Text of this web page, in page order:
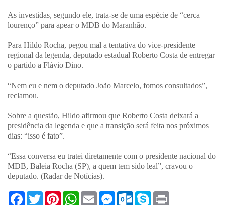
As investidas, segundo ele, trata-se de uma espécie de “cerca
lourenço” para apear o MDB do Maranhão.
Para Hildo Rocha, pegou mal a tentativa do vice-presidente
regional da legenda, deputado estadual Roberto Costa de entregar
o partido a Flávio Dino.
“Nem eu e nem o deputado João Marcelo, fomos consultados”,
reclamou.
Sobre a questão, Hildo afirmou que Roberto Costa deixará a
presidência da legenda e que a transição será feita nos próximos
dias: “isso é fato”.
“Essa conversa eu tratei diretamente com o presidente nacional do
MDB, Baleia Rocha (SP), a quem tem sido leal”, cravou o
deputado. (Radar de Notícias).
F
T
P
W
E
M
O
S